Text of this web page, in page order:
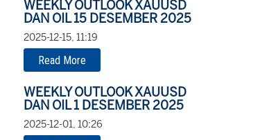
WEEKLY OUTLOOK XAUUSD
DAN OIL 15 DESEMBER 2025
2025-12-15, 11:19
Read More
WEEKLY OUTLOOK XAUUSD
DAN OIL 1 DESEMBER 2025
2025-12-01, 10:26